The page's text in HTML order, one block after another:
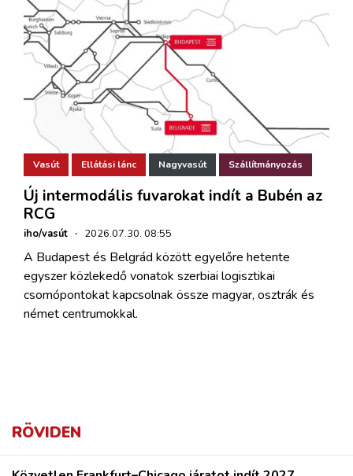
Vasút Ellátási lánc Nagyvasút Szállítmányozás
Új intermodális fuvarokat indít a Bubén az
RCG
iho/vasút · 2026.07.30. 08:55
A Budapest és Belgrád között egyelőre hetente
egyszer közlekedő vonatok szerbiai logisztikai
csomópontokat kapcsolnak össze magyar, osztrák és
német centrumokkal.
RÖVIDEN